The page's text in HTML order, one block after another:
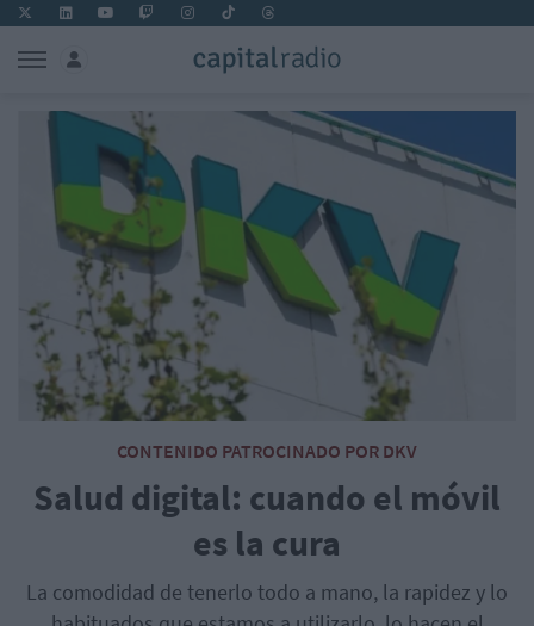
CONTENIDO PATROCINADO POR DKV
Salud digital: cuando el móvil
es la cura
La comodidad de tenerlo todo a mano, la rapidez y lo